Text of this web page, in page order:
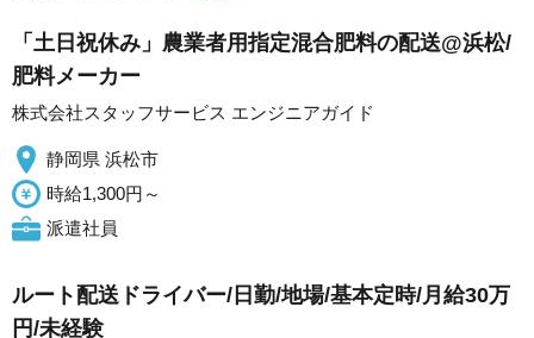
「土日祝休み」農業者用指定混合肥料の配送@浜松/
肥料メーカー
株式会社スタッフサービス エンジニアガイド
静岡県 浜松市
時給1,300円～
派遣社員
ルート配送ドライバー/日勤/地場/基本定時/月給30万
円/未経験